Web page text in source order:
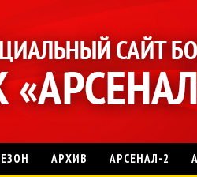
АРХИВ АРСЕНАЛ-2